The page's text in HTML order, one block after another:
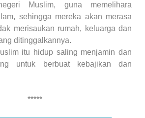
Muslim, guna memelihara
sehingga mereka akan merasa
merisaukan rumah, keluarga dan
ditinggalkannya.
itu hidup saling menjamin dan
untuk berbuat kebajikan dan
*****